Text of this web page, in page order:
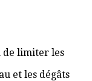
de limiter les
et les dégâts